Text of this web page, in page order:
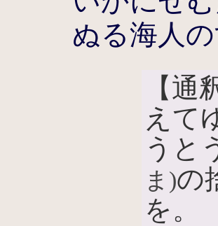
ぬる海人
【
えて
うと
ま)の
を。